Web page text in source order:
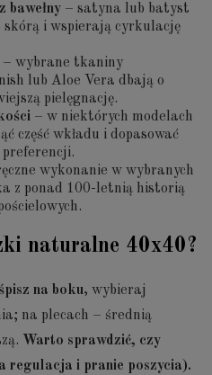
bawełny – satyna lub batyst
skórą i wspierają cyrkulację
– wybrane tkaniny
lub Aloe Vera dbają o
pielęgnację.
– w niektórych modelach
część wkładu i dopasować
preferencji.
wykonanie w wybranych
z ponad 100-letnią historią
naturalne 40x40?
na boku, wybieraj
na plecach – średnią
Warto sprawdzić, czy
regulacja i pranie poszycia).